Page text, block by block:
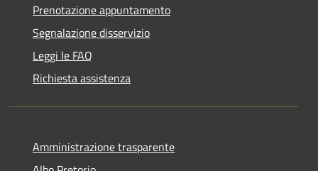
Prenotazione appuntamento
Segnalazione disservizio
Leggi le FAQ
Richiesta assistenza
Amministrazione trasparente